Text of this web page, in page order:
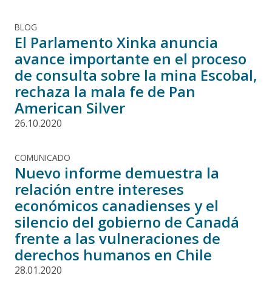
BLOG
El Parlamento Xinka anuncia
avance importante en el proceso
de consulta sobre la mina Escobal,
rechaza la mala fe de Pan
American Silver
26.10.2020
COMUNICADO
Nuevo informe demuestra la
relación entre intereses
económicos canadienses y el
silencio del gobierno de Canadá
frente a las vulneraciones de
derechos humanos en Chile
28.01.2020